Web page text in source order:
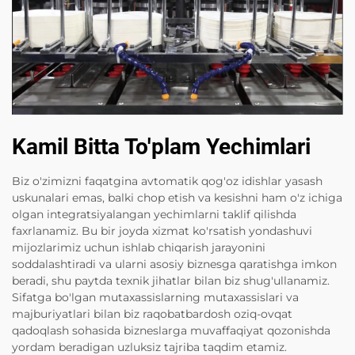
Kamil Bitta To'plam Yechimlari
Biz o'zimizni faqatgina avtomatik qog'oz idishlar yasash
uskunalari emas, balki chop etish va kesishni ham o'z ichiga
olgan integratsiyalangan yechimlarni taklif qilishda
faxrlanamiz. Bu bir joyda xizmat ko'rsatish yondashuvi
mijozlarimiz uchun ishlab chiqarish jarayonini
soddalashtiradi va ularni asosiy biznesga qaratishga imkon
beradi, shu paytda texnik jihatlar bilan biz shug'ullanamiz.
Sifatga bo'lgan mutaxassislarning mutaxassislari va
majburiyatlari bilan biz raqobatbardosh oziq-ovqat
qadoqlash sohasida bizneslarga muvaffaqiyat qozonishda
yordam beradigan uzluksiz tajriba taqdim etamiz.